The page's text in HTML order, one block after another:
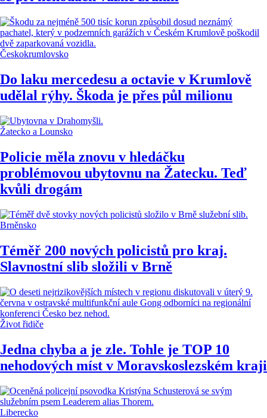
Českokrumlovsko
Do laku mercedesu a octavie v Krumlově
udělal rýhy. Škoda je přes půl milionu
Žatecko a Lounsko
Policie měla znovu v hledáčku
problémovou ubytovnu na Žatecku. Teď
kvůli drogám
Brněnsko
Téměř 200 nových policistů pro kraj.
Slavnostní slib složili v Brně
Život řidiče
Jedna chyba a je zle. Tohle je TOP 10
nehodových míst v Moravskoslezském kraji
Liberecko